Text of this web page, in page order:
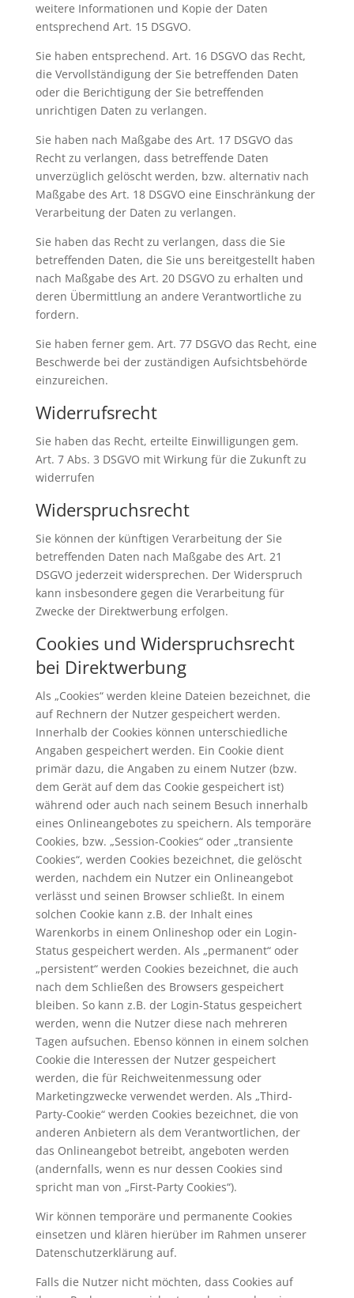
weitere Informationen und Kopie der Daten
entsprechend Art. 15 DSGVO.
Sie haben entsprechend. Art. 16 DSGVO das Recht,
die Vervollständigung der Sie betreffenden Daten
oder die Berichtigung der Sie betreffenden
unrichtigen Daten zu verlangen.
Sie haben nach Maßgabe des Art. 17 DSGVO das
Recht zu verlangen, dass betreffende Daten
unverzüglich gelöscht werden, bzw. alternativ nach
Maßgabe des Art. 18 DSGVO eine Einschränkung der
Verarbeitung der Daten zu verlangen.
Sie haben das Recht zu verlangen, dass die Sie
betreffenden Daten, die Sie uns bereitgestellt haben
nach Maßgabe des Art. 20 DSGVO zu erhalten und
deren Übermittlung an andere Verantwortliche zu
fordern.
Sie haben ferner gem. Art. 77 DSGVO das Recht, eine
Beschwerde bei der zuständigen Aufsichtsbehörde
einzureichen.
Widerrufsrecht
Sie haben das Recht, erteilte Einwilligungen gem.
Art. 7 Abs. 3 DSGVO mit Wirkung für die Zukunft zu
widerrufen
Widerspruchsrecht
Sie können der künftigen Verarbeitung der Sie
betreffenden Daten nach Maßgabe des Art. 21
DSGVO jederzeit widersprechen. Der Widerspruch
kann insbesondere gegen die Verarbeitung für
Zwecke der Direktwerbung erfolgen.
Cookies und Widerspruchsrecht
bei Direktwerbung
Als „Cookies“ werden kleine Dateien bezeichnet, die
auf Rechnern der Nutzer gespeichert werden.
Innerhalb der Cookies können unterschiedliche
Angaben gespeichert werden. Ein Cookie dient
primär dazu, die Angaben zu einem Nutzer (bzw.
dem Gerät auf dem das Cookie gespeichert ist)
während oder auch nach seinem Besuch innerhalb
eines Onlineangebotes zu speichern. Als temporäre
Cookies, bzw. „Session-Cookies“ oder „transiente
Cookies“, werden Cookies bezeichnet, die gelöscht
werden, nachdem ein Nutzer ein Onlineangebot
verlässt und seinen Browser schließt. In einem
solchen Cookie kann z.B. der Inhalt eines
Warenkorbs in einem Onlineshop oder ein Login-
Status gespeichert werden. Als „permanent“ oder
„persistent“ werden Cookies bezeichnet, die auch
nach dem Schließen des Browsers gespeichert
bleiben. So kann z.B. der Login-Status gespeichert
werden, wenn die Nutzer diese nach mehreren
Tagen aufsuchen. Ebenso können in einem solchen
Cookie die Interessen der Nutzer gespeichert
werden, die für Reichweitenmessung oder
Marketingzwecke verwendet werden. Als „Third-
Party-Cookie“ werden Cookies bezeichnet, die von
anderen Anbietern als dem Verantwortlichen, der
das Onlineangebot betreibt, angeboten werden
(andernfalls, wenn es nur dessen Cookies sind
spricht man von „First-Party Cookies“).
Wir können temporäre und permanente Cookies
einsetzen und klären hierüber im Rahmen unserer
Datenschutzerklärung auf.
Falls die Nutzer nicht möchten, dass Cookies auf